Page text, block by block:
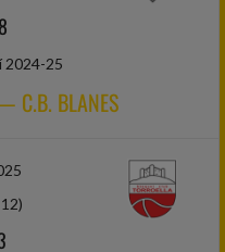
2024-25
C.B. BLANES